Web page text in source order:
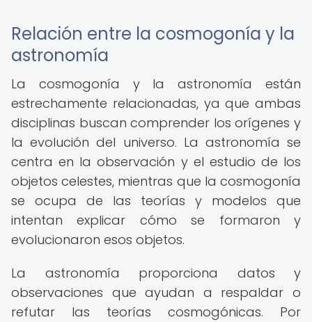
Relación entre la cosmogonía y la
astronomía
La cosmogonía y la astronomía están
estrechamente relacionadas, ya que ambas
disciplinas buscan comprender los orígenes y
la evolución del universo. La astronomía se
centra en la observación y el estudio de los
objetos celestes, mientras que la cosmogonía
se ocupa de las teorías y modelos que
intentan explicar cómo se formaron y
evolucionaron esos objetos.
La astronomía proporciona datos y
observaciones que ayudan a respaldar o
refutar las teorías cosmogónicas. Por